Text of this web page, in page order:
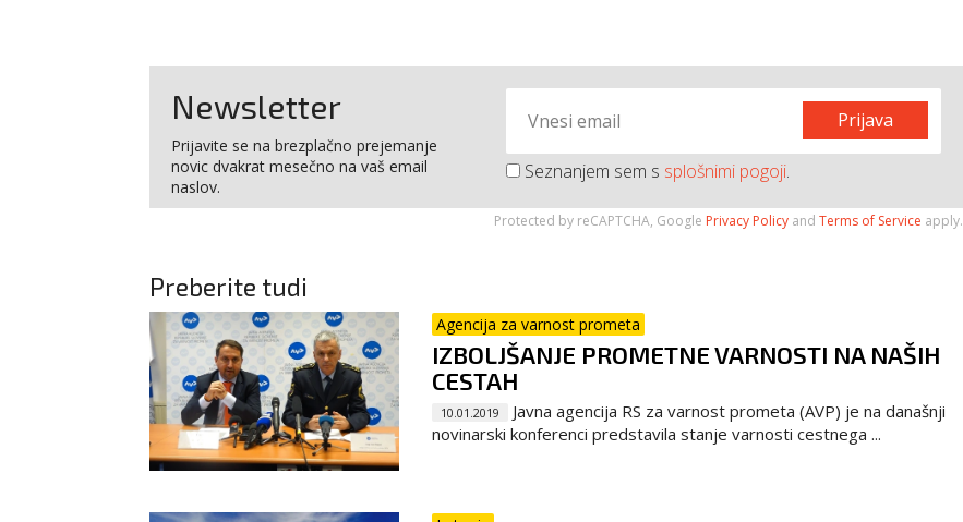
Newsletter
Prijavite se na brezplačno prejemanje
novic dvakrat mesečno na vaš email
naslov.
Prijava
Seznanjem sem s splošnimi pogoji.
Protected by reCAPTCHA, Google Privacy Policy andTerms of Service apply.
Preberite tudi
Agencija za varnost prometa
IZBOLJŠANJE PROMETNE VARNOSTI NA NAŠIH
CESTAH
10.01.2019
Javna agencija RS za varnost prometa (AVP) je na današnji
novinarski konferenci predstavila stanje varnosti cestnega ...